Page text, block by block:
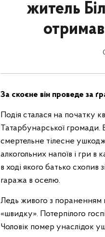
житель
За скоєне він проведе за
Подія сталася на початку
Татарбунарської громади.
смертельне тілесне
алкогольних напоїв і гри
в ході якого батько
гаража в оселю.
Ледь живого з пораненням
«швидку». Потерпілого
Чоловік помер унаслідок